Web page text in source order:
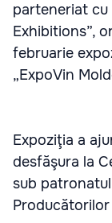
parteneriat cu
Exhibitions”,
februarie
„ExpoVin
Expoziţia a
desfăşura la
sub